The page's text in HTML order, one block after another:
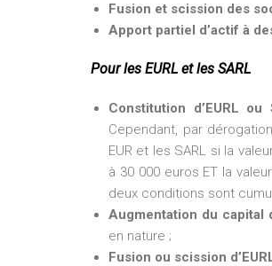
Fusion et scission des
Apport partiel d’actif à
Pour les EURL et les SARL
Constitution d’EURL
Cependant, par
EUR et les SARL si la
à 30 000 euros ET la
deux conditions sont
Augmentation du capital
en nature ;
Fusion ou scission